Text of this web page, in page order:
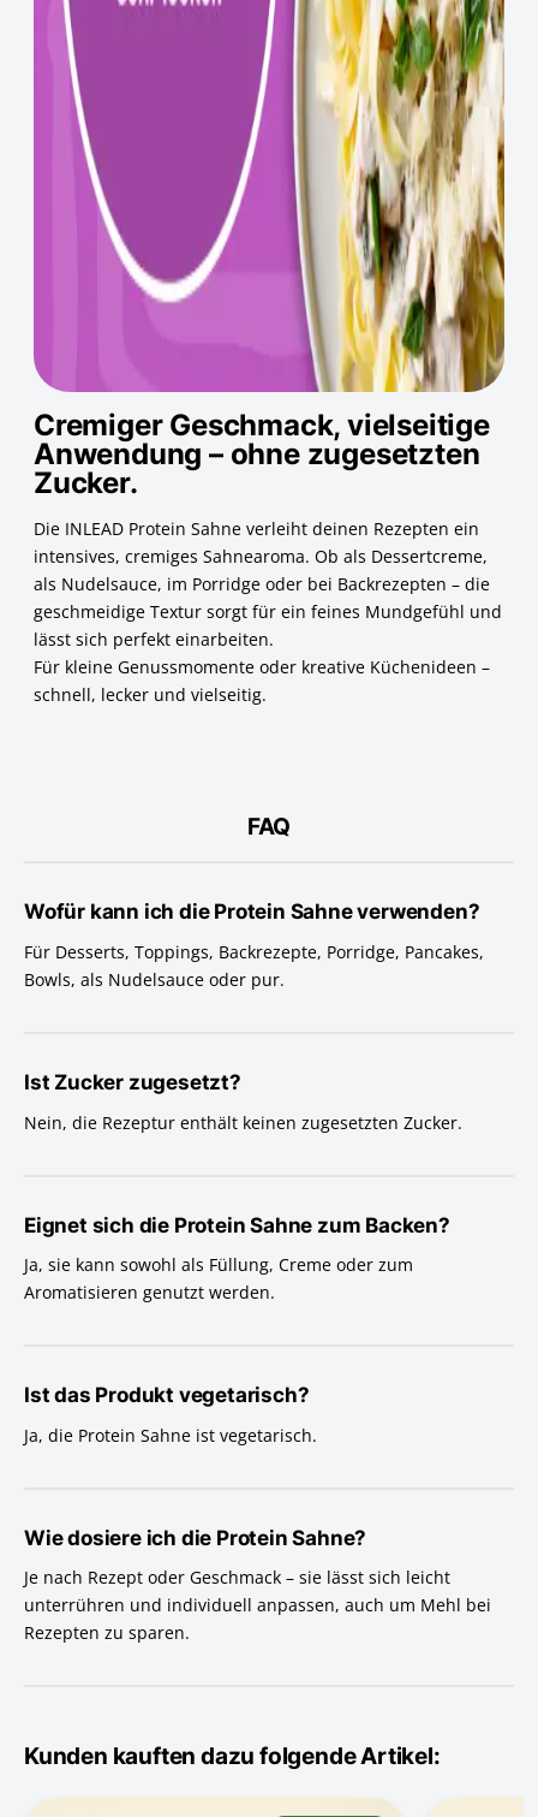
Cremiger Geschmack, vielseitige
Anwendung – ohne zugesetzten
Zucker.
Die INLEAD Protein Sahne verleiht deinen Rezepten ein
intensives, cremiges Sahnearoma. Ob als Dessertcreme,
als Nudelsauce, im Porridge oder bei Backrezepten – die
geschmeidige Textur sorgt für ein feines Mundgefühl und
lässt sich perfekt einarbeiten.
Für kleine Genussmomente oder kreative Küchenideen –
schnell, lecker und vielseitig.
FAQ
Wofür kann ich die Protein Sahne verwenden?
Für Desserts, Toppings, Backrezepte, Porridge, Pancakes,
Bowls, als Nudelsauce oder pur.
Ist Zucker zugesetzt?
Nein, die Rezeptur enthält keinen zugesetzten Zucker.
Eignet sich die Protein Sahne zum Backen?
Ja, sie kann sowohl als Füllung, Creme oder zum
Aromatisieren genutzt werden.
Ist das Produkt vegetarisch?
Ja, die Protein Sahne ist vegetarisch.
Wie dosiere ich die Protein Sahne?
Je nach Rezept oder Geschmack – sie lässt sich leicht
unterrühren und individuell anpassen, auch um Mehl bei
Rezepten zu sparen.
Kunden kauften dazu folgende Artikel: